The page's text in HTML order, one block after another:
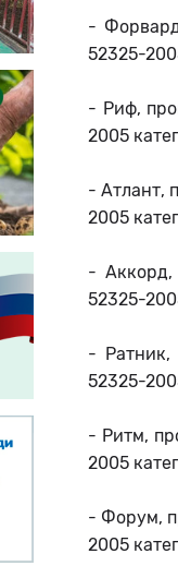
-
52325-
- Риф,
2005
- Атлант,
2005
- Аккорд,
52325-
- Ратник,
52325-
- Ритм,
2005
- Форум,
2005